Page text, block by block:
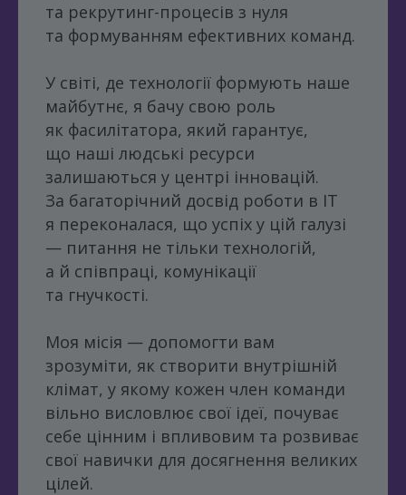
та рекрутинг-процесів з нуля
та формуванням ефективних команд.
У світі, де технології формують наше
майбутнє, я бачу свою роль
як фасилітатора, який гарантує,
що наші людські ресурси
залишаються у центрі інновацій.
За багаторічний досвід роботи в IT
я переконалася, що успіх у цій галузі
— питання не тільки технологій,
а й співпраці, комунікації
та гнучкості.
Моя місія — допомогти вам
зрозуміти, як створити внутрішній
клімат, у якому кожен член команди
вільно висловлює свої ідеї, почуває
себе цінним і впливовим та розвиває
свої навички для досягнення великих
цілей.